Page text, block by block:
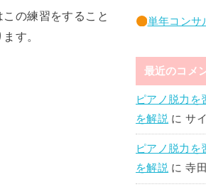
の練習をすること
す。
単年コンサ
最近のコメ
ピアノ脱力を
を解説 にサ
ピアノ脱力を
を解説 に寺田